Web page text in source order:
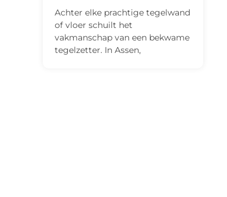
Achter elke prachtige tegelwand
of vloer schuilt het
vakmanschap van een bekwame
tegelzetter. In Assen,